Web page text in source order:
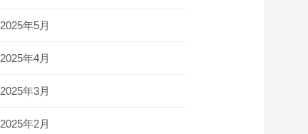
2025年5月
2025年4月
2025年3月
2025年2月